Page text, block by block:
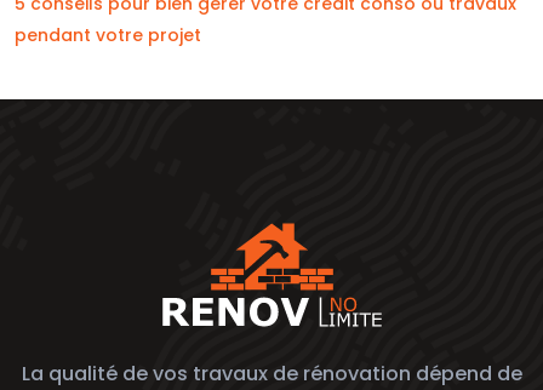
pendant votre projet
La qualité de vos travaux de rénovation dépend de